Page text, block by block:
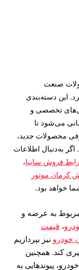
صنعت
این دسته‌بندی
تخصصی و
می‌شود تا
محصولات جدید،
به‌دنبال اطلاعات
فروش سایپا،
کرمان موتور
خواهد بود.
مربوط به عرضه و
، قیمت
خودرو نیز بپردازیم
کند. همچنین
پیوندهایی به